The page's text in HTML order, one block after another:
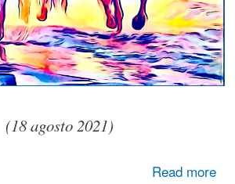
(18 agosto 2021)
Read more
cogli la gioia in ogni momento